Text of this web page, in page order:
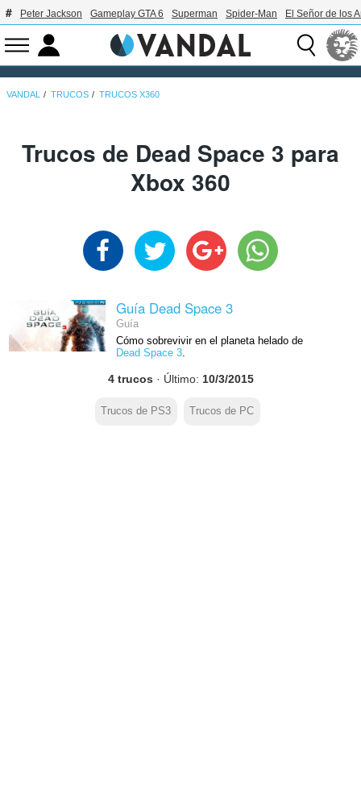
Peter Jackson Gameplay GTA 6 Superman Spider-Man El Señor de los
VANDAL TRUCOS TRUCOS X360
Trucos de Dead Space 3 para
Xbox 360
Guía Dead Space 3
Guía
Cómo sobrevivir en el planeta helado de
Dead Space 3.
4 trucos · Último: 10/3/2015
Trucos de PS3 Trucos de PC